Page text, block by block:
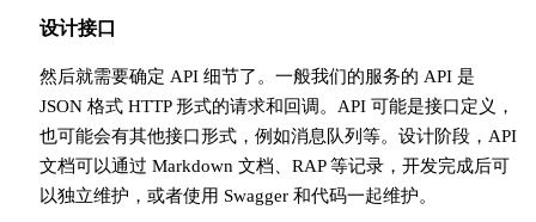
设计接口
然后就需要确定 API 细节了。一般我们的服务的 API 是
JSON 格式 HTTP 形式的请求和回调。API 可能是接口定义，
也可能会有其他接口形式，例如消息队列等。设计阶段，API
文档可以通过 Markdown 文档、RAP 等记录，开发完成后可
以独立维护，或者使用 Swagger 和代码一起维护。